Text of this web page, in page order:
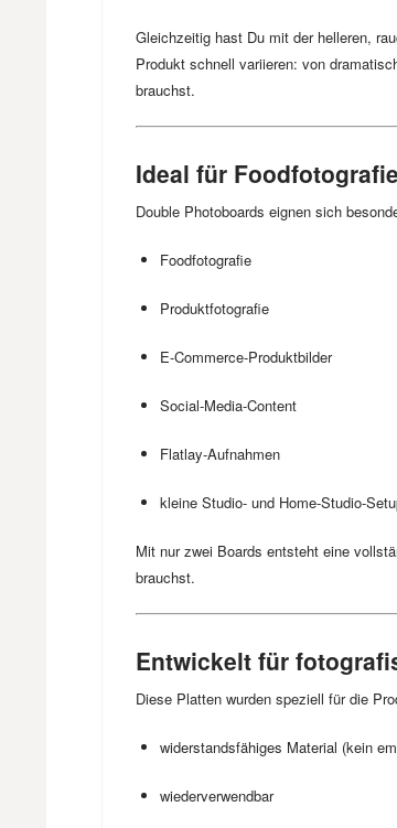
Gleichzeitig hast Du mit der helleren,
Produkt schnell variieren: von
brauchst.
Ideal für
Double Photoboards eignen sich
Foodfotografie
Produktfotografie
E-Commerce-Produktbilder
Social-Media-Content
Flatlay-Aufnahmen
kleine Studio- und Home-Studio-
Mit nur zwei Boards entsteht eine
brauchst.
Entwickelt für
Diese Platten wurden speziell für die
widerstandsfähiges Material (kein
wiederverwendbar